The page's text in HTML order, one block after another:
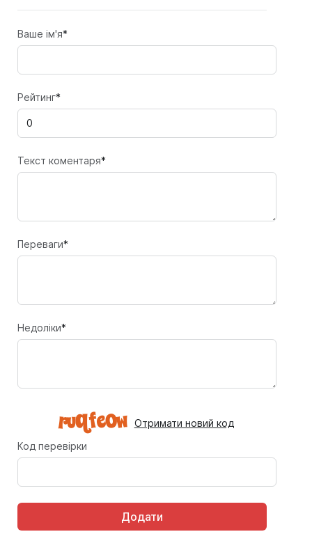
Ваше ім'я*
Рейтинг*
Текст коментаря*
Переваги*
Недоліки*
Отримати новий код
Код перевірки